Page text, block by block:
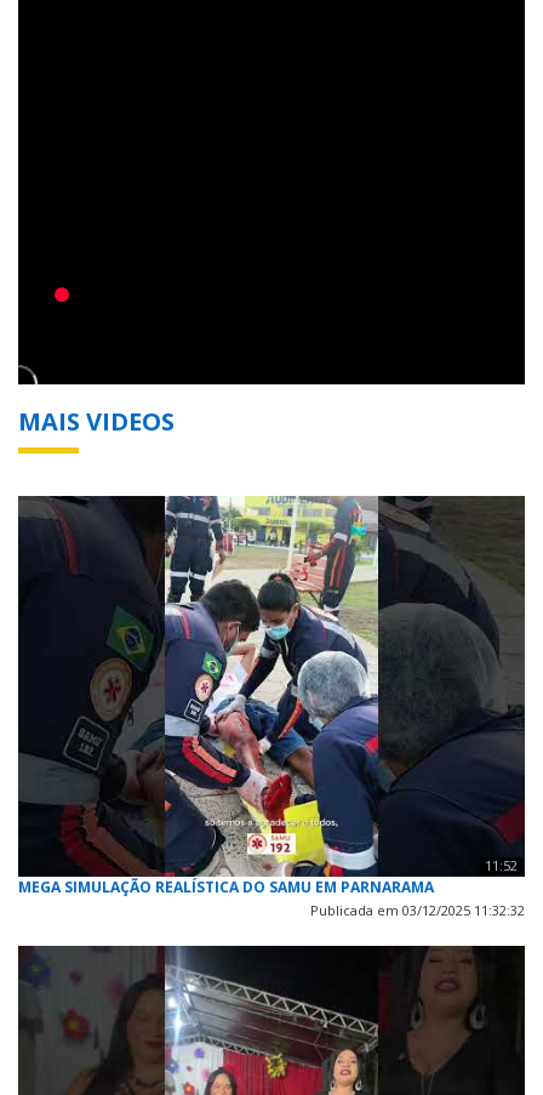
MAIS VIDEOS
11:52
MEGA SIMULAÇÃO REALÍSTICA DO SAMU EM PARNARAMA
Publicada em 03/12/2025 11:32:32